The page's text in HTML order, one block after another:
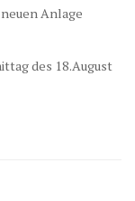
Anlage
des 18.August